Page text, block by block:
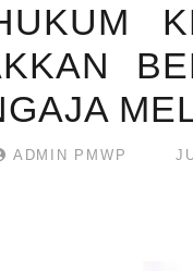
ADMIN PMWP